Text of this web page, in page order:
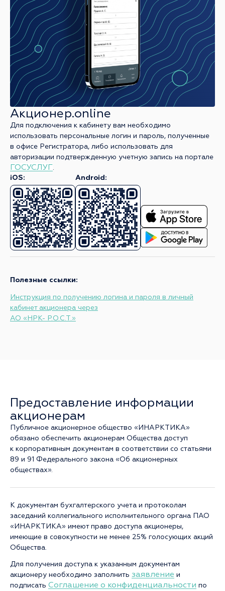
Акционер.online
Для подключения к кабинету вам необходимо
использовать персональные логин и пароль, полученные
в офисе Регистратора, либо использовать для
авторизации подтвержденную учетную запись на портале
ГОСУСЛУГ.
iOS: Android:
Полезные ссылки:
Инструкция по получению логина и пароля в личный
кабинет акционера через
АО «НРК- Р.О.С.Т.»
Предоставление информации
акционерам
Публичное акционерное общество «ИНАРКТИКА»
обязано обеспечить акционерам Общества доступ
к корпоративным документам в соответствии со статьями
89 и 91 Федерального закона «Об акционерных
обществах».
К документам бухгалтерского учета и протоколам
заседаний коллегиального исполнительного органа ПАО
«ИНАРКТИКА» имеют право доступа акционеры,
имеющие в совокупности не менее 25% голосующих акций
Общества.
Для получения доступа к указанным документам
акционеру необходимо заполнить заявление и
подписать Соглашение о конфиденциальности по